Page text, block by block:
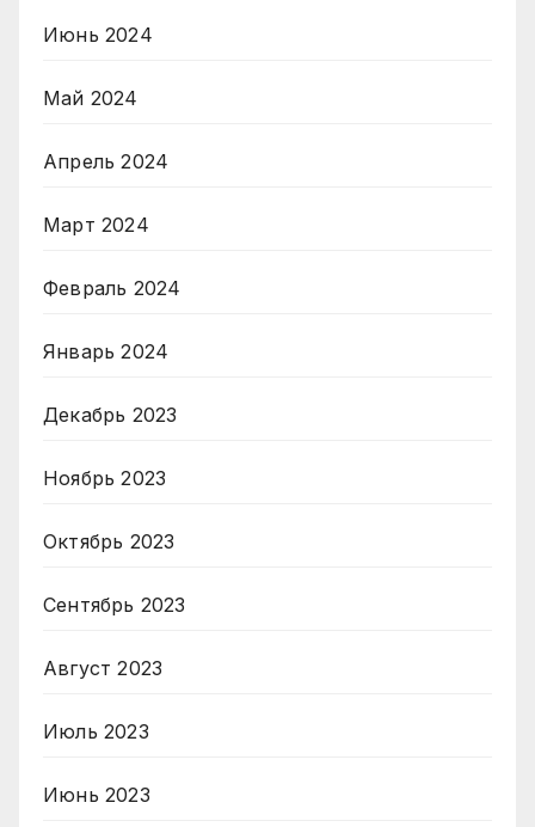
Июнь 2024
Май 2024
Апрель 2024
Март 2024
Февраль 2024
Январь 2024
Декабрь 2023
Ноябрь 2023
Октябрь 2023
Сентябрь 2023
Август 2023
Июль 2023
Июнь 2023